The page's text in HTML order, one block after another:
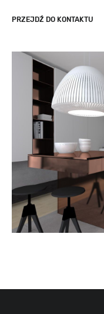
PRZEJDŹ DO KONTAKTU